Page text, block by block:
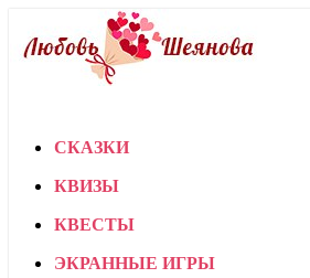
СКАЗКИ
КВИЗЫ
КВЕСТЫ
ЭКРАННЫЕ ИГРЫ